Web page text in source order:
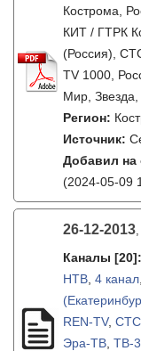
Кострома,
КИТ / ГТРК
(Россия),
TV 1000,
Мир,
Регион:
Источник:
Добавил на
(2024-05-09
26-12-2013,
Каналы [20]:
НТВ 4 канал
REN-TV,
Эра-ТВ ТВ-3